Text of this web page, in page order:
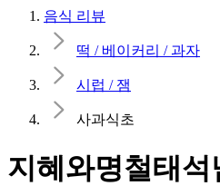
음식 리뷰
떡 / 베이커리 / 과자
시럽 / 잼
사과식초
지혜와명철태